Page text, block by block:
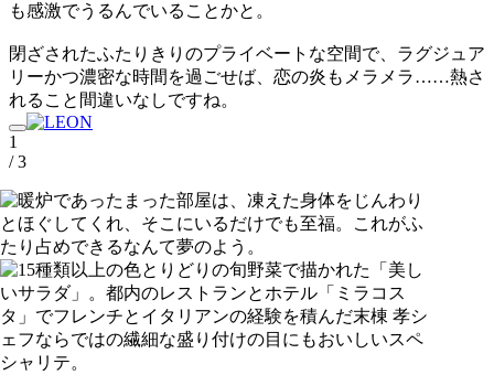
も感激でうるんでいることかと。
閉ざされたふたりきりのプライベートな空間で、ラグジュア
リーかつ濃密な時間を過ごせば、恋の炎もメラメラ……熱さ
れること間違いなしですね。
1
/ 3